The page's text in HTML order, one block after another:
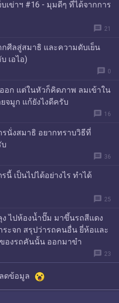
เข่าฯ #16 - มุมดีๆ ที่ได้จากการ
message 21
กศีลสู่สมาธิ และความดับเย็น
เอไอ)
message 0
อก แต่ในหัวก็คิดภาพ ลมเข้าใน
จมูก แก้ยังไงดีครับ
message 16
นั่งสมาธิ อยากทราบวิธีที่
message 36
เป็นไปได้อย่างไร ทำได้
message 25
ง ไปห้องน้ำปั๊ม มาขึ้นรถสีแดง
ระจก สรุปว่ารถคนอื่น ยี่ห้อและ
ของรถคันนั้น ออกมาขำ
message 23
ดข้อมูล